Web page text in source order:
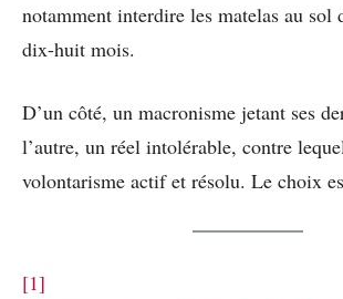
notamment interdire les matelas au sol
dix-huit mois.
D’un côté, un macronisme jetant ses
l’autre, un réel intolérable, contre
volontarisme actif et résolu. Le choix
[1]